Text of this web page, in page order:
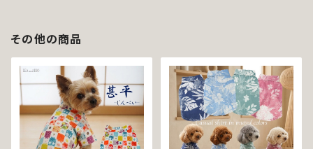
その他の商品